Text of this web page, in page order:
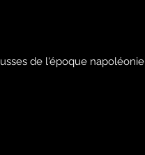
de l'époque